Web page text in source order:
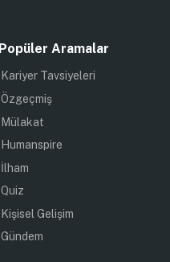
Popüler Aramalar
Kariyer Tavsiyeleri
Özgeçmiş
Mülakat
Humanspire
İlham
Quiz
Kişisel Gelişim
Gündem